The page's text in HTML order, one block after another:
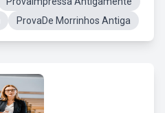
ProvaDe Morrinhos Antiga